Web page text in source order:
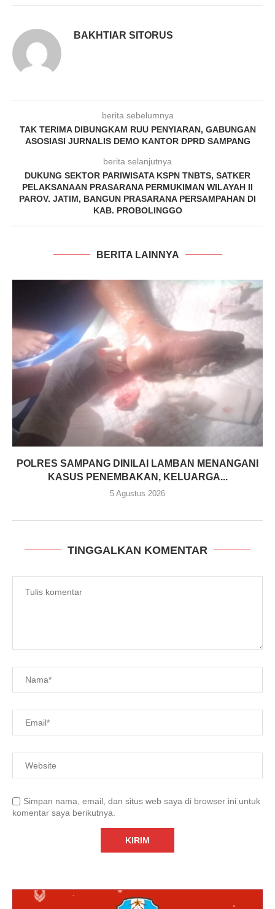
BAKHTIAR SITORUS
berita sebelumnya
TAK TERIMA DIBUNGKAM RUU PENYIARAN, GABUNGAN
ASOSIASI JURNALIS DEMO KANTOR DPRD SAMPANG
berita selanjutnya
DUKUNG SEKTOR PARIWISATA KSPN TNBTS, SATKER
PELAKSANAAN PRASARANA PERMUKIMAN WILAYAH II
PAROV. JATIM, BANGUN PRASARANA PERSAMPAHAN DI
KAB. PROBOLINGGO
BERITA LAINNYA
POLRES SAMPANG DINILAI LAMBAN MENANGANI
KASUS PENEMBAKAN, KELUARGA...
5 Agustus 2026
TINGGALKAN KOMENTAR
Simpan nama, email, dan situs web saya di browser ini untuk
komentar saya berikutnya.